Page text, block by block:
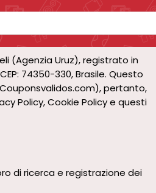
(Agenzia Uruz), registrato in
74350-330, Brasile. Questo
pertanto,
Policy, Cookie Policy e questi
di ricerca e registrazione dei